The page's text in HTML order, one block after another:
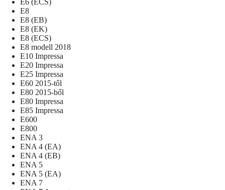
E6 (ECS)
E8
E8 (EB)
E8 (EK)
E8 (ECS)
E8 modell 2018
E10 Impressa
E20 Impressa
E25 Impressa
E60 2015-től
E80 2015-ből
E80 Impressa
E85 Impressa
E600
E800
ENA 3
ENA 4 (EA)
ENA 4 (EB)
ENA 5
ENA 5 (EA)
ENA 7